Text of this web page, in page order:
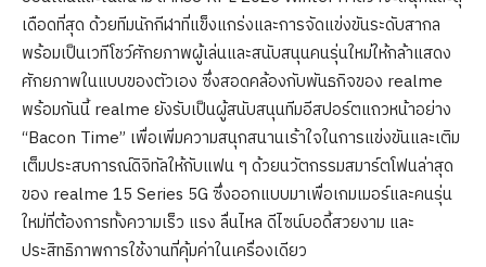
เดือดที่สุด ด้วยทีมนักกีฬาที่แข็งแกร่งและการจัดแข่งขันระดับสากล
พร้อมเป็นเวทีโชว์ศักยภาพผู้เล่นและสนับสนุนคนรุ่นใหม่ให้กล้าแสดง
ศักยภาพในแบบของตัวเอง ซึ่งสอดคล้องกับพันธกิจของ realme
พร้อมกันนี้ realme ยังรับเป็นผู้สนับสนุนทีมอีสปอร์ตแถวหน้าอย่าง
“Bacon Time” เพื่อเพิ่มความสนุกสนานเร้าใจในการแข่งขันและเติม
เต็มประสบการณ์ดิจิทัลให้กับแฟน ๆ ด้วยนวัตกรรมสมาร์ตโฟนล่าสุด
ของ realme 15 Series 5G ซึ่งออกแบบมาเพื่อเกมเมอร์และคนรุ่น
ใหม่ที่ต้องการทั้งความเร็ว แรง ลื่นไหล ดีไซน์บอดี้สวยงาม และ
ประสิทธิภาพการใช้งานที่คุ้มค่าในเครื่องเดียว